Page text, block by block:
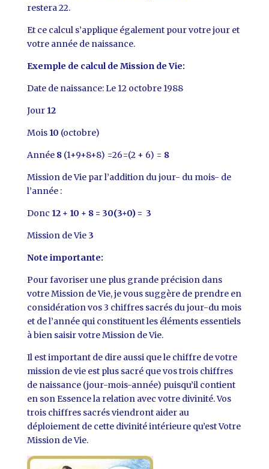
restera 22.
Et ce calcul s’applique également pour votre jour et
votre année de naissance.
Exemple de calcul de Mission de Vie:
Date de naissance: Le 12 octobre 1988
Jour 12
Mois 10 (octobre)
Année 8 (1+9+8+8) =26=(2 + 6) = 8
Mission de Vie par l’addition du jour- du mois- de
l’année :
Donc 12 + 10 + 8 = 30(3+0) = 3
Mission de Vie 3
Note importante:
Pour favoriser une plus grande précision dans
votre Mission de Vie, je vous suggère de prendre en
considération vos 3 chiffres sacrés du jour-du mois
et de l’année qui constituent les éléments essentiels
à bien saisir votre Mission de Vie.
Il est important de dire aussi que le chiffre de votre
mission de vie est plus sacré que vos trois chiffres
de naissance (jour-mois-année) puisqu’il contient
en son Essence la relation avec votre divinité. Vos
trois chiffres sacrés viendront aider au
déploiement de cette divinité intérieure qu’est Votre
Mission de Vie.